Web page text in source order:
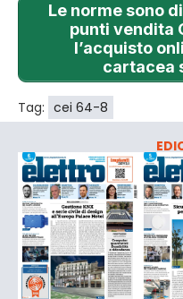
Le norme sono
punti vendita
l’acquisto
cartacea
Tag: cei 64-8